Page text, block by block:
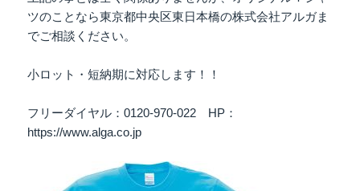
ツのことなら東京都中央区東日本橋の株式会社アルガま
でご相談ください。
小ロット・短納期に対応します！！
フリーダイヤル：0120-970-022 HP：
https://www.alga.co.jp